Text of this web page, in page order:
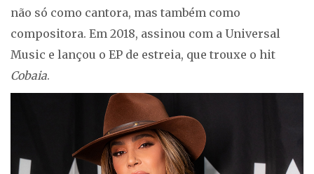
não só como cantora, mas também como
compositora. Em 2018, assinou com a Universal
Music e lançou o EP de estreia, que trouxe o hit
Cobaia.